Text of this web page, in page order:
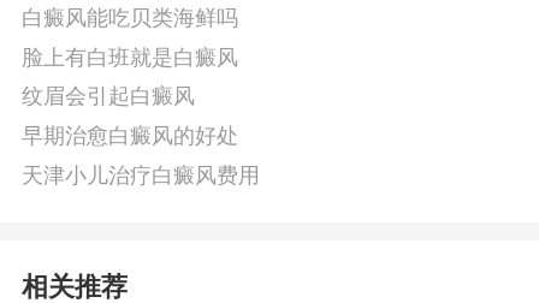
白癜风能吃贝类海鲜吗
脸上有白班就是白癜风
纹眉会引起白癜风
早期治愈白癜风的好处
天津小儿治疗白癜风费用
相关推荐